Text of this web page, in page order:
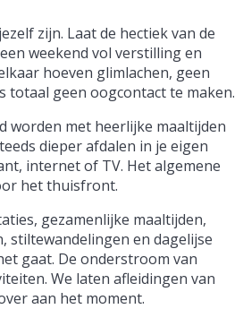
zijn. Laat de hectiek van de
weekend vol verstilling en
hoeven glimlachen, geen
totaal geen oogcontact te maken.
worden met heerlijke maaltijden
dieper afdalen in je eigen
internet of TV. Het algemene
het thuisfront.
gezamenlijke maaltijden,
stiltewandelingen en dagelijse
gaat. De onderstroom van
We laten afleidingen van
aan het moment.